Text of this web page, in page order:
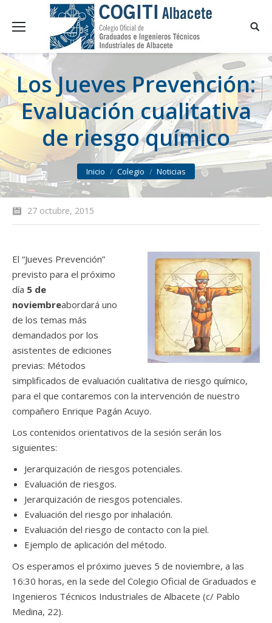
Los Jueves Prevención:
Evaluación cualitativa
de riesgo químico
You are here:
Inicio Colegio Noticias
27 octubre, 2015
El “Jueves Prevención”
previsto para el próximo
día 5 de
noviembreabordará uno
de los temas más
demandados por los
asistentes de ediciones
previas: Métodos
simplificados de evaluación cualitativa de riesgo químico,
para el que contaremos con la intervención de nuestro
compañero Enrique Pagán Acuyo.
Los contenidos orientativos de la sesión serán los
siguientes:
Jerarquización de riesgos potenciales.
Evaluación de riesgos.
Jerarquización de riesgos potenciales.
Evaluación del riesgo por inhalación.
Evaluación del riesgo de contacto con la piel.
Ejemplo de aplicación del método.
Os esperamos el próximo jueves 5 de noviembre, a las
16:30 horas, en la sede del Colegio Oficial de Graduados e
Ingenieros Técnicos Industriales de Albacete (c/ Pablo
Medina, 22).